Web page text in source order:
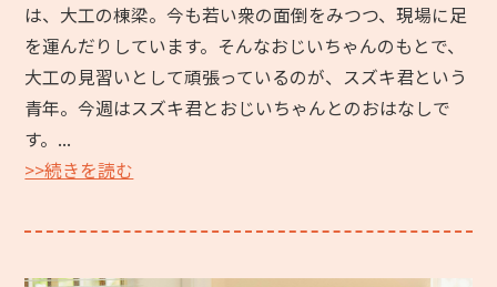
は、大工の棟梁。今も若い衆の面倒をみつつ、現場に足
を運んだりしています。そんなおじいちゃんのもとで、
大工の見習いとして頑張っているのが、スズキ君という
青年。今週はスズキ君とおじいちゃんとのおはなしで
す。...
>>続きを読む